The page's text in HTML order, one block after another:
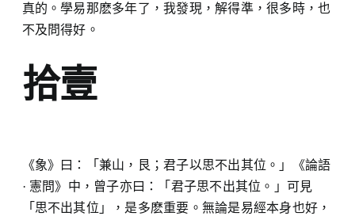
真的。學易那麽多年了，我發現，解得準，很多時，也
不及問得好。
拾壹
《象》曰：「兼山，艮；君子以思不出其位。」《論語
· 憲問》中，曾子亦曰：「君子思不出其位。」可見
「思不出其位」，是多麽重要。無論是易經本身也好，